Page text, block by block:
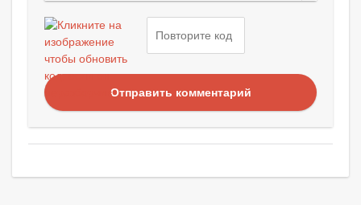
Отправить комментарий